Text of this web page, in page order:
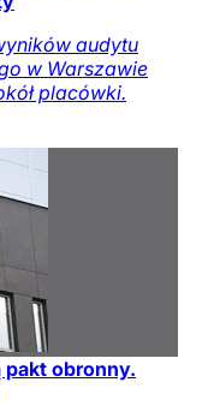
audytu
w Warszawie
placówki.
pakt obronny.